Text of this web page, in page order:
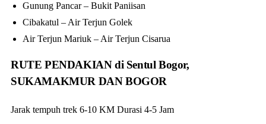
Gunung Pancar – Bukit Paniisan
Cibakatul – Air Terjun Golek
Air Terjun Mariuk – Air Terjun Cisarua
RUTE PENDAKIAN di Sentul Bogor,
SUKAMAKMUR DAN BOGOR
Jarak tempuh trek 6-10 KM Durasi 4-5 Jam